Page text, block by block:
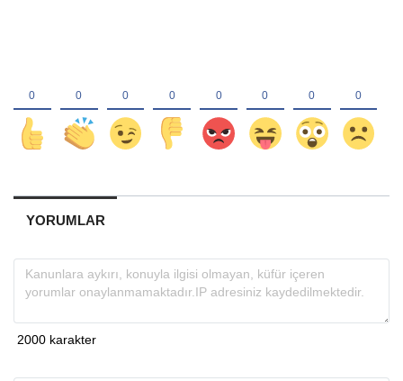
YORUMLAR